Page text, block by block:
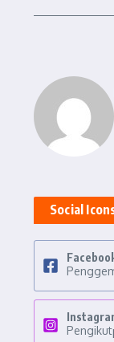
Social
Pengikut